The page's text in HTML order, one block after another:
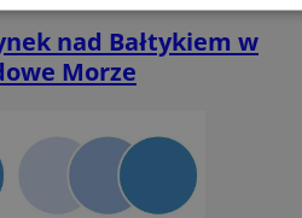
nad Bałtykiem w
Morze
Wydajność